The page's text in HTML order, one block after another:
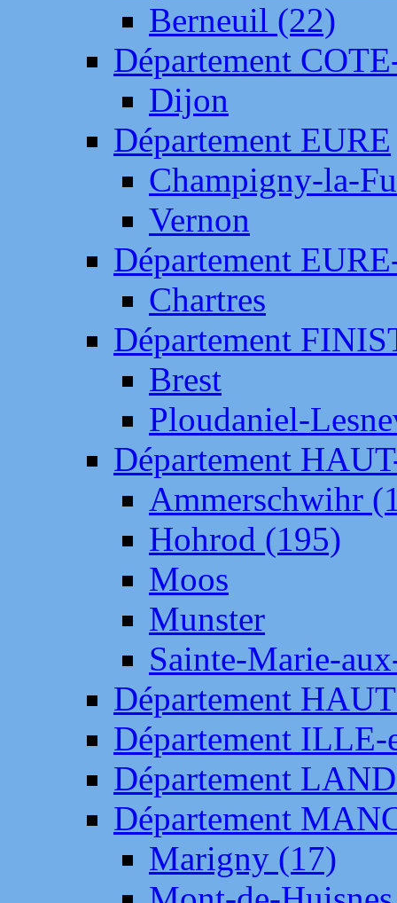
Berneuil (22)
Département
Dijon
Département EURE
Champigny-la-
Vernon
Département
Chartres
Département
Brest
Ploudaniel-
Département
Ammerschwihr
Hohrod (195)
Moos
Munster
Sainte-Marie-
Département
Département
Département
Département
Marigny (17)